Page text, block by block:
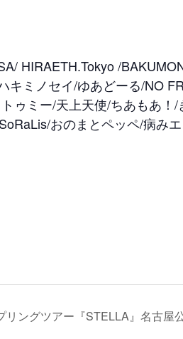
HIRAETH.Tokyo /
ミノセイ/ゆあどーる/NO
ゥミー/天上天使/ちあもあ
おのまとペッペ/病み
ングツアー『STELLA』名古屋